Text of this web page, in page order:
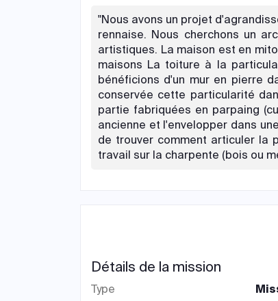
"Nous avons un projet
rennaise. Nous cherchons un
artistiques. La maison est en
maisons La toiture à la
bénéficions d'un mur en pierre
conservée cette particularité
partie fabriquées en parpaing
ancienne et l'envelopper dans
de trouver comment articuler la
travail sur la charpente (bois ou
Détails de la mission
Type